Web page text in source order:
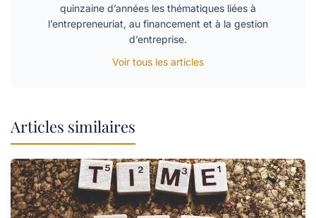
quinzaine d’années les thématiques liées à
l’entrepreneuriat, au financement et à la gestion
d’entreprise.
Voir tous les articles
Articles similaires